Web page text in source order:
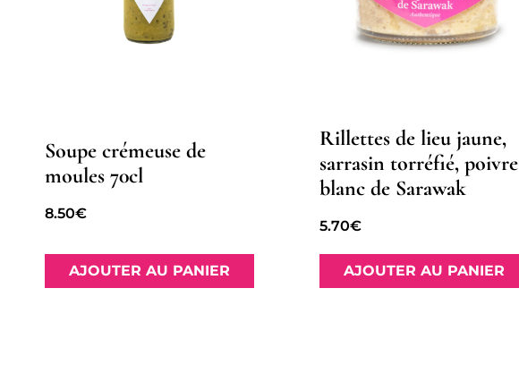
Soupe crémeuse de
moules 70cl
8.50€
AJOUTER AU PANIER
Rillettes de lieu jaune,
sarrasin torréfié, poivre
blanc de Sarawak
5.70€
AJOUTER AU PANIER